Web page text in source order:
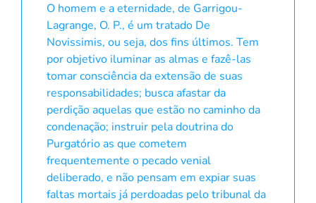
O homem e a eternidade, de Garrigou-
Lagrange, O. P., é um tratado De
Novissimis, ou seja, dos fins últimos. Tem
por objetivo iluminar as almas e fazê-las
tomar consciência da extensão de suas
responsabilidades; busca afastar da
perdição aquelas que estão no caminho da
condenação; instruir pela doutrina do
Purgatório as que cometem
frequentemente o pecado venial
deliberado, e não pensam em expiar suas
faltas mortais já perdoadas pelo tribunal da